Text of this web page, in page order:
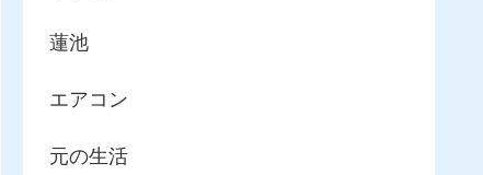
蓮池
エアコン
元の生活